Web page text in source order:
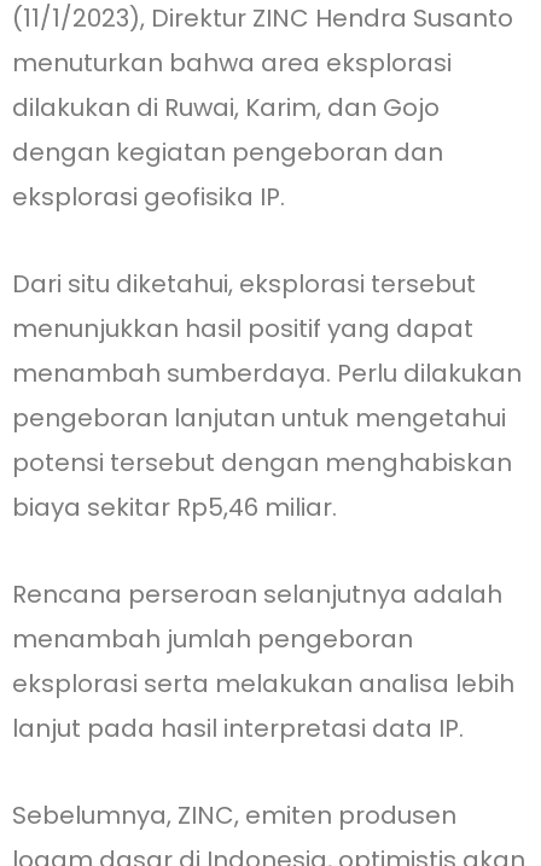
(11/1/2023), Direktur ZINC Hendra Susanto
menuturkan bahwa area eksplorasi
dilakukan di Ruwai, Karim, dan Gojo
dengan kegiatan pengeboran dan
eksplorasi geofisika IP.
Dari situ diketahui, eksplorasi tersebut
menunjukkan hasil positif yang dapat
menambah sumberdaya. Perlu dilakukan
pengeboran lanjutan untuk mengetahui
potensi tersebut dengan menghabiskan
biaya sekitar Rp5,46 miliar.
Rencana perseroan selanjutnya adalah
menambah jumlah pengeboran
eksplorasi serta melakukan analisa lebih
lanjut pada hasil interpretasi data IP.
Sebelumnya, ZINC, emiten produsen